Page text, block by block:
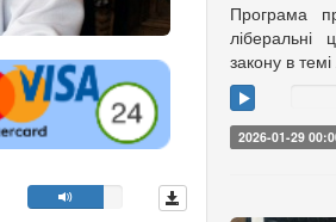
Програма
ліберальні
закону в
2026-01-29